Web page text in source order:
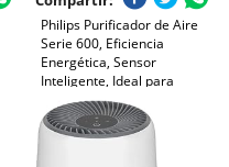
Philips Purificador de Aire
Serie 600, Eficiencia
Energética, Sensor
Inteligente, Ideal para
Alérgicos, Filtro HEPA
99,97%, Cubre Hasta 44 m²,
Control por App Philips Air+,